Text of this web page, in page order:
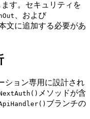
す。セキュリティを
、および
文に追加する必要があ
ション専用に設計され
メソッドが含
ブランチの